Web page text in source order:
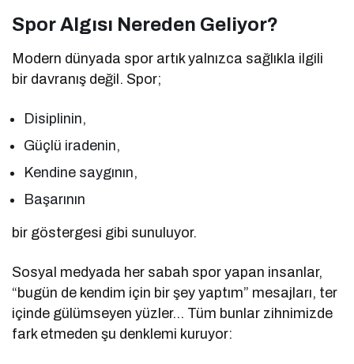
Spor Algısı Nereden Geliyor?
Modern dünyada spor artık yalnızca sağlıkla ilgili
bir davranış değil. Spor;
Disiplinin,
Güçlü iradenin,
Kendine saygının,
Başarının
bir göstergesi gibi sunuluyor.
Sosyal medyada her sabah spor yapan insanlar,
“bugün de kendim için bir şey yaptım” mesajları, ter
içinde gülümseyen yüzler… Tüm bunlar zihnimizde
fark etmeden şu denklemi kuruyor: